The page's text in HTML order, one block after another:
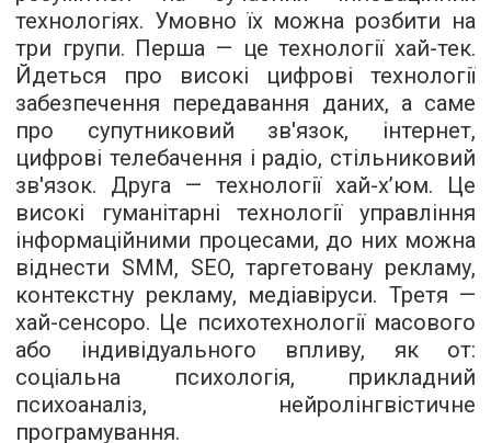
технологіях. Умовно їх можна розбити на
три групи. Перша — це технології хай-тек.
Йдеться про високі цифрові технології
забезпечення передавання даних, а саме
про супутниковий зв'язок, інтернет,
цифрові телебачення і радіо, стільниковий
зв'язок. Друга — технології хай-х’юм. Це
високі гуманітарні технології управління
інформаційними процесами, до них можна
віднести SMM, SEO, таргетовану рекламу,
контекстну рекламу, медіавіруси. Третя —
хай-сенсоро. Це психотехнології масового
або індивідуального впливу, як от:
соціальна психологія, прикладний
психоаналіз, нейролінгвістичне
програмування.